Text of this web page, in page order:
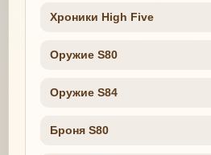
Хроники High Five
Оружие S80
Оружие S84
Броня S80